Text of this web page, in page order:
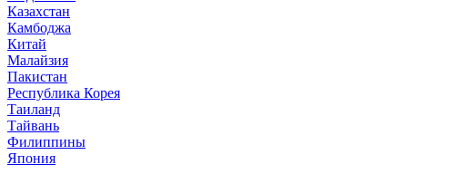
Казахстан
Камбоджа
Китай
Малайзия
Пакистан
Республика Корея
Таиланд
Тайвань
Филиппины
Япония